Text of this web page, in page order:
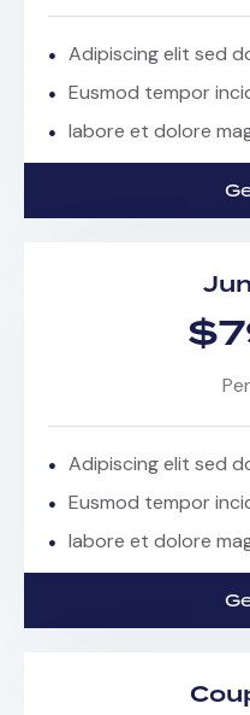
Adipiscing elit sed
Eusmod tempor
labore et dolore
Adipiscing elit sed
Eusmod tempor
labore et dolore